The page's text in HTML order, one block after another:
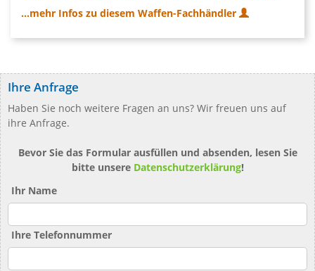
...mehr Infos zu diesem Waffen-Fachhändler
Ihre Anfrage
Haben Sie noch weitere Fragen an uns? Wir freuen uns auf
ihre Anfrage.
Bevor Sie das Formular ausfüllen und absenden, lesen Sie
bitte unsere Datenschutzerklärung!
Ihr Name
Ihre Telefonnummer